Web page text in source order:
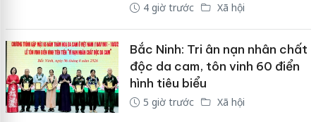
4 giờ trước Xã hội
Bắc Ninh: Tri ân nạn nhân chất
độc da cam, tôn vinh 60 điển
hình tiêu biểu
5 giờ trước Xã hội